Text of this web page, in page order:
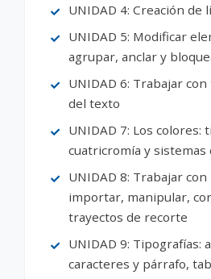
UNIDAD 4: Creación de
UNIDAD 5: Modificar
agrupar, anclar y
UNIDAD 6: Trabajar
del texto
UNIDAD 7: Los colores:
cuatricromía y sistemas
UNIDAD 8: Trabajar con
importar, manipular,
trayectos de recorte
UNIDAD 9: Tipografías:
caracteres y párrafo,